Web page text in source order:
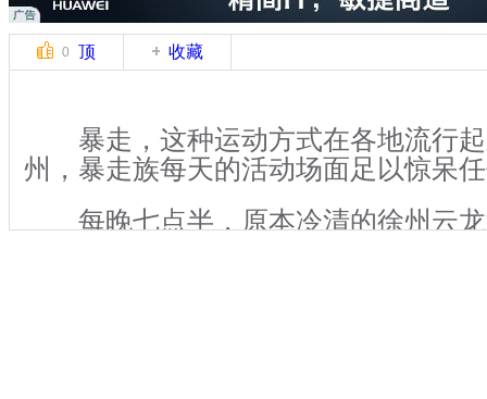
0 顶 收藏
暴走，这种运动方式在各地流行起
州，暴走族每天的活动场面足以惊呆
每晚七点半，原本冷清的徐州云龙